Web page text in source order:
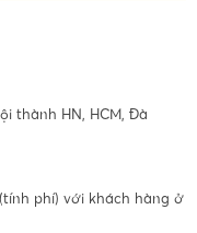
thành HN, HCM, Đà
phí) với khách hàng ở